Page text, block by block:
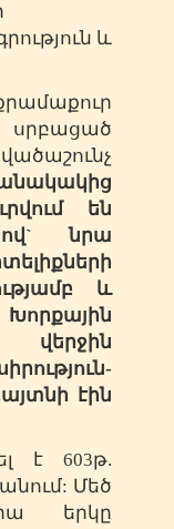
և
են
նրա
և
էին
է 603թ.
Մեծ
երկը